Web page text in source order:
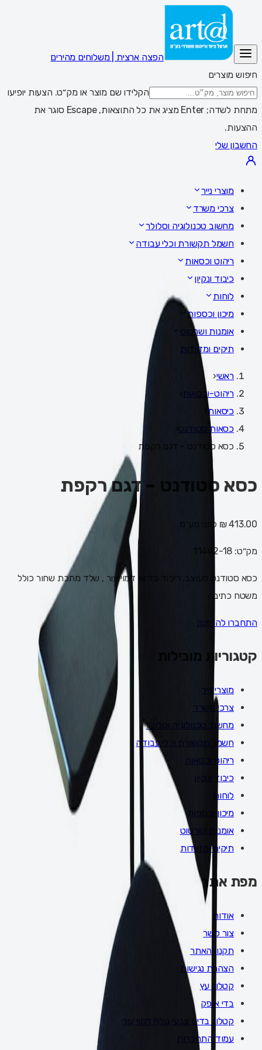
הפצה ארצית | משלוחים מהירים
חיפוש מוצרים
הקלידו שם מוצר או מק״ט. הצעות יופיעו
מתחת לשדה; Enter מציג את כל התוצאות, Escape סוגר את
ההצעות.
החשבון שלי
מוצרי נייר
צרכי משרד
מחשוב טכנולוגיה וסלולר
חשמל תקשורת וכלי עבודה
ריהוט וכסאות
כיבוד ונקיון
לוחות
מיכון וכספות
אומנות ושרטוט
תיקים ומזוודות
ראשי‹
ריהוט-וכסאות ‹
כיסאות
כסאות סטודנט
כסא סטודנט – דגם רקפת
כסא סטודנט – דגם רקפת
413.00 ₪ לפני מע״מ
מק״ט: 11442-18
כסא סטודנט מעוצב, ריפוד בד או דמוי עור , שלד מתכת שחור כולל
משטח כתיבה
התחברו להזמנה
קטגוריות מובילות
מוצרי נייר
צרכי משרד
מחשוב טכנולוגיה וסלולר
חשמל תקשורת וכלי עבודה
ריהוט וכסאות
כיבוד ונקיון
לוחות
מיכון וכספות
אומנות ושרטוט
תיקים ומזוודות
מפת אתר
אודות
צור קשר
תקנון האתר
הצהרת נגישות
קטלוג עץ
בדי אופק
קטלוג בדים צבעי גולף דמוי עור
עמוד התחברות